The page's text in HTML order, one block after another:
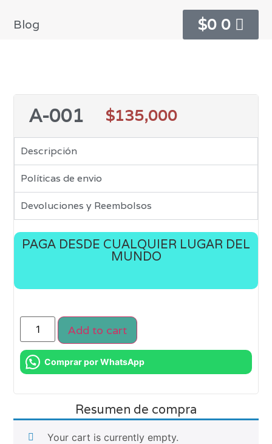
Blog $0 0
A-001 $135,000
Descripción
Políticas de envio
Devoluciones y Reembolsos
PAGA DESDE CUALQUIER LUGAR DEL
MUNDO
Add to cart
Comprar por WhatsApp
Resumen de compra
Your cart is currently empty.